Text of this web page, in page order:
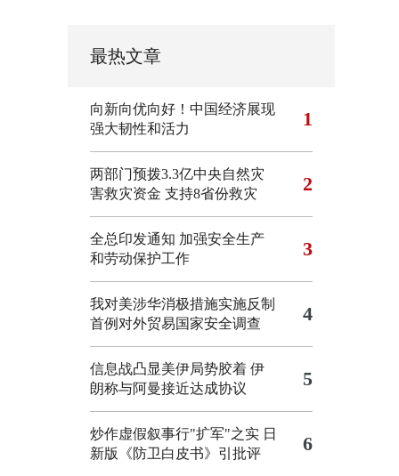
最热文章
向新向优向好！中国经济展现
强大韧性和活力
1
两部门预拨3.3亿中央自然灾
害救灾资金 支持8省份救灾
2
全总印发通知 加强安全生产
和劳动保护工作
3
我对美涉华消极措施实施反制
首例对外贸易国家安全调查
4
信息战凸显美伊局势胶着 伊
朗称与阿曼接近达成协议
5
炒作虚假叙事行"扩军"之实 日
新版《防卫白皮书》引批评
6